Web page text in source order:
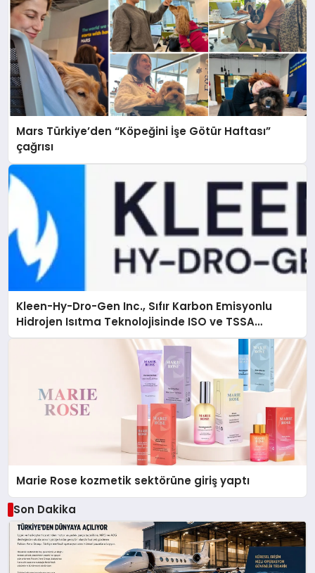
Mars Türkiye’den “Köpeğini İşe Götür Haftası”
çağrısı
Kleen-Hy-Dro-Gen Inc., Sıfır Karbon Emisyonlu
Hidrojen Isıtma Teknolojisinde ISO ve TSSA
Düzenleyici Onaylarını Aldı
Marie Rose kozmetik sektörüne giriş yaptı
Son Dakika